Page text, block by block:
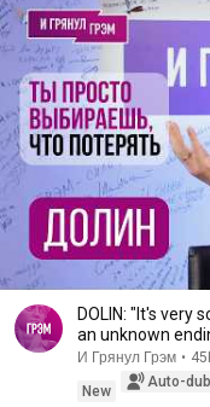
DOLIN: "It's very
an unknown
И Грянул Грэм •
New
Auto-